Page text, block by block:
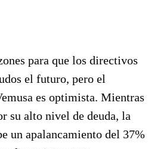
para que los directivos
el futuro, pero el
es optimista. Mientras
su alto nivel de deuda, la
un apalancamiento del 37%